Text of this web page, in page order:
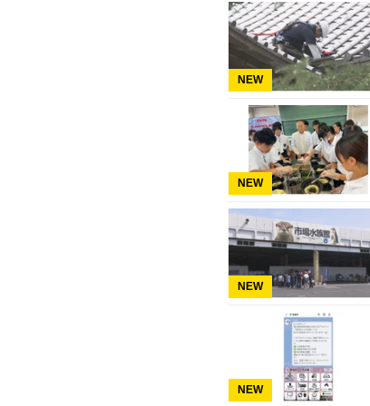
NEW
NEW
NEW
NEW